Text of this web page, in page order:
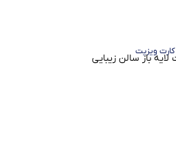
کارت ویزیت
باز سالن زیبایی